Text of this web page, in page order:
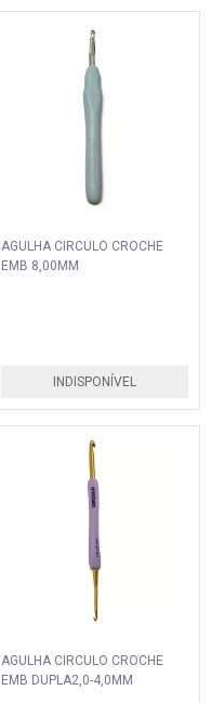
AGULHA CIRCULO CROCHE
EMB 8,00MM
INDISPONÍVEL
AGULHA CIRCULO CROCHE
EMB DUPLA2,0-4,0MM